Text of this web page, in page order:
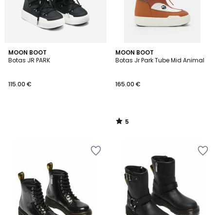
MOON BOOT
Botas JR PARK
115.00 €
MOON BOOT
Botas Jr Park Tube Mid Animal
165.00 €
5
/
5
/